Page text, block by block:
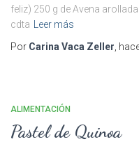
feliz) 250 g de Avena
cdta
Leer más
Por Carina Vaca Zeller ,
ALIMENTACIÓN
Pastel de Quinoa